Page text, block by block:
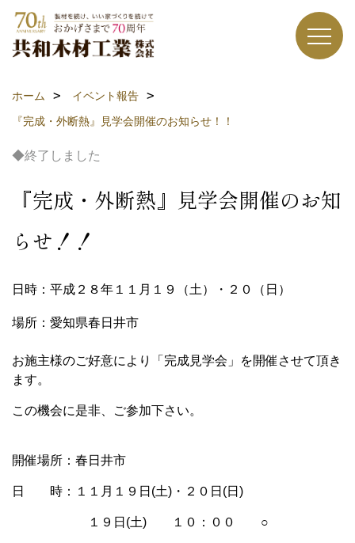
ホーム
イベント報告
『完成・外断熱』見学会開催のお知らせ！！
◆終了しました
『完成・外断熱』見学会開催のお知
らせ！！
日時：平成２８年１１月１９（土）・２０（日）
場所：愛知県春日井市
お施主様のご好意により「完成見学会」を開催させて頂き
ます。
この機会に是非、ご参加下さい。
開催場所：春日井市
日 時：１１月１９日(土)・２０日(日)
１９日(土) １０：００ ○